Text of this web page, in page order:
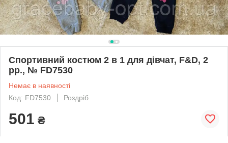
Спортивний костюм 2 в 1 для дівчат, F&D, 2
рр., № FD7530
Немає в наявності
Код: FD7530
Роздріб
501 ₴